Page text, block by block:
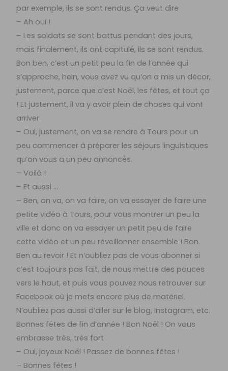
par exemple, ils se sont rendus. Ça veut dire
– Ah oui !
– Les soldats se sont battus pendant des jours,
mais finalement, ils ont capitulé, ils se sont rendus.
Bon ben, c’est un petit peu la fin de l’année qui
s’approche, hein, vous avez vu qu’on a mis un décor,
justement, parce que c’est Noël, les fêtes, et tout ça
! Et justement, il va y avoir plein de choses qui vont
arriver
– Oui, justement, on va se rendre à Tours pour un
peu commencer à préparer les séjours linguistiques
qu’on vous a un peu annoncés.
– Voilà !
– Et aussi …
– Ben, on va, on va faire, on va essayer de faire une
petite vidéo à Tours, pour vous montrer un peu la
ville et donc on va essayer un petit peu de faire
cette vidéo et un peu réveillonner ensemble ! Bon.
Ben au revoir ! Et n’oubliez pas de vous abonner si
c’est toujours pas fait, de nous mettre des pouces
vers le haut, et puis vous pouvez nous retrouver sur
Facebook où je mets encore plus de matériel.
N’oubliez pas aussi d’aller sur le blog, Instagram, etc.
Bonnes fêtes de fin d’année ! Bon Noël ! On vous
embrasse très, très fort
– Oui, joyeux Noël ! Passez de bonnes fêtes !
– Bonnes fêtes !